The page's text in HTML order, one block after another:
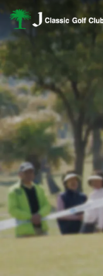
ン
へ
ス
ッ
プ
ー
ョ
ン
移
動